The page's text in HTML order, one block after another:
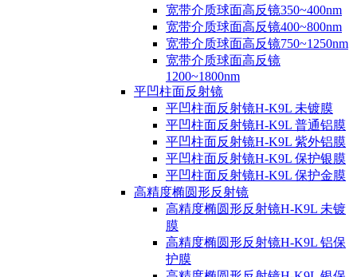
宽带介质球面高反镜350~400nm
宽带介质球面高反镜400~800nm
宽带介质球面高反镜750~1250nm
宽带介质球面高反镜
1200~1800nm
平凹柱面反射镜
平凹柱面反射镜H-K9L 未镀膜
平凹柱面反射镜H-K9L 普通铝膜
平凹柱面反射镜H-K9L 紫外铝膜
平凹柱面反射镜H-K9L 保护银膜
平凹柱面反射镜H-K9L 保护金膜
高精度椭圆形反射镜
高精度椭圆形反射镜H-K9L 未镀
膜
高精度椭圆形反射镜H-K9L 铝保
护膜